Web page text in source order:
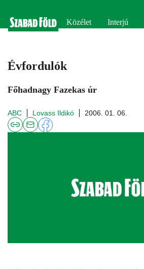
Közélet Interjú
Évfordulók
Főhadnagy Fazekas úr
ABC Lovass Ildikó 2006. 01. 06.